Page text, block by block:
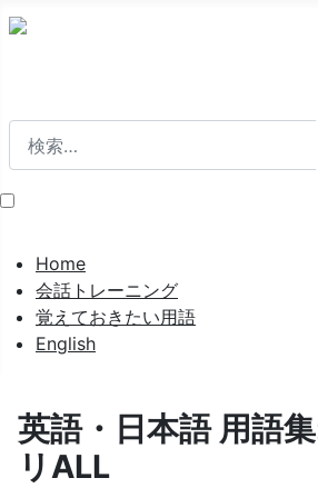
Home
会話トレーニング
覚えておきたい用語
English
英語・日本語 用語
リALL